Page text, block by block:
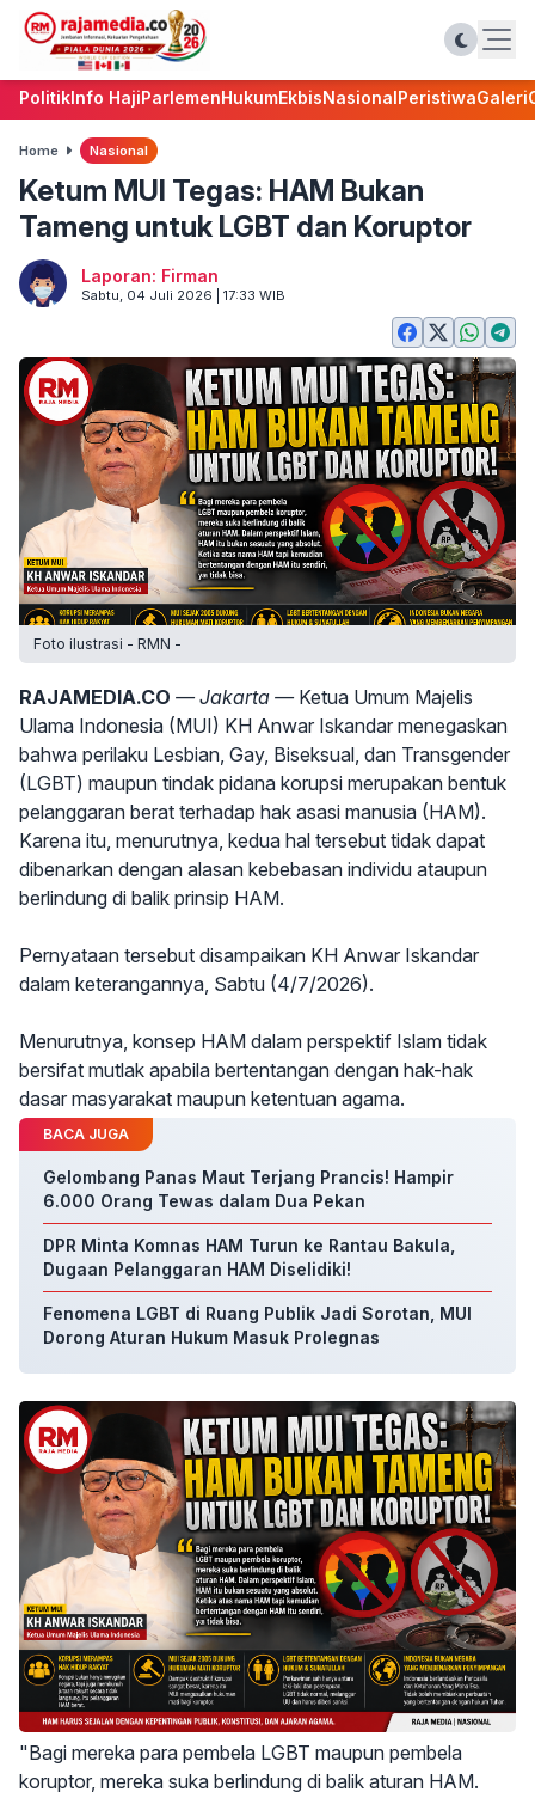
PolitikInfo HajiParlemenHukumEkbisNasionalPeristiwaGaleri
Home Nasional
Ketum MUI Tegas: HAM Bukan
Tameng untuk LGBT dan Koruptor
Laporan: Firman
Sabtu, 04 Juli 2026 | 17:33 WIB
Foto ilustrasi - RMN -
RAJAMEDIA.CO — Jakarta — Ketua Umum Majelis
Ulama Indonesia (MUI) KH Anwar Iskandar menegaskan
bahwa perilaku Lesbian, Gay, Biseksual, dan Transgender
(LGBT) maupun tindak pidana korupsi merupakan bentuk
pelanggaran berat terhadap hak asasi manusia (HAM).
Karena itu, menurutnya, kedua hal tersebut tidak dapat
dibenarkan dengan alasan kebebasan individu ataupun
berlindung di balik prinsip HAM.
Pernyataan tersebut disampaikan KH Anwar Iskandar
dalam keterangannya, Sabtu (4/7/2026).
Menurutnya, konsep HAM dalam perspektif Islam tidak
bersifat mutlak apabila bertentangan dengan hak-hak
dasar masyarakat maupun ketentuan agama.
BACA JUGA
Gelombang Panas Maut Terjang Prancis! Hampir
6.000 Orang Tewas dalam Dua Pekan
DPR Minta Komnas HAM Turun ke Rantau Bakula,
Dugaan Pelanggaran HAM Diselidiki!
Fenomena LGBT di Ruang Publik Jadi Sorotan, MUI
Dorong Aturan Hukum Masuk Prolegnas
"Bagi mereka para pembela LGBT maupun pembela
koruptor, mereka suka berlindung di balik aturan HAM.